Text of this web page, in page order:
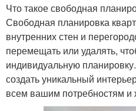
Что такое свободная
Свободная планировка
внутренних стен и
перемещать или удалять,
индивидуальную
создать уникальный
всем вашим потребностям и